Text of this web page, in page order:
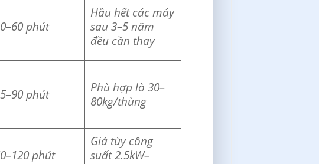
phút
Hầu hết các máy
sau 3–5 năm
đều cần thay
phút
Phù hợp lò 30–
80kg/thùng
phút
Giá tùy công
suất 2.5kW–